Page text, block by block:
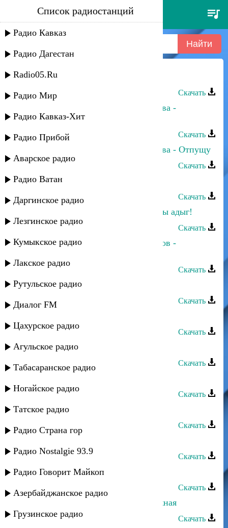
азамат биштов - хожу хмельной
Список радиостанций
Радио Кавказ
Радио Дагестан
Radio05.Ru
Радио Мир
Радио Кавказ-Хит
Радио Прибой
Аварское радио
Радио Ватан
Даргинское радио
Лезгинское радио
Кумыкское радио
Лакское радио
Рутульское радио
Диалог FM
Цахурское радио
Агульское радио
Табасаранское радио
Ногайское радио
Татское радио
Радио Страна гор
Радио Nostalgie 93.9
Радио Говорит Майкоп
Азербайджанское радио
Грузинское радио
Азамат Биштов - Майская гроза
Скачать
Азамат Биштов, Анжелика Начесова -
Любовь-воровка
Скачать
Азамат Биштов, Анжелика Начесова - Отпущу
Скачать
Азамат Биштов - Дай огня!
Скачать
Азамат Биштов - Не забывай что ты адыг!
Скачать
Анжелика Начесова, Азамат Биштов -
Скачать
Азамат Биштов - Уlумыкlот
Скачать
Скачать
Азамат Биштов - Очаровала
Скачать
Скачать
Азамат Пхешхов - Хулиганка
Скачать
Скачать
Азамат Пхешхов - Луна
Скачать
Азамат Пхешхов - Чайка белоснежная
Скачать